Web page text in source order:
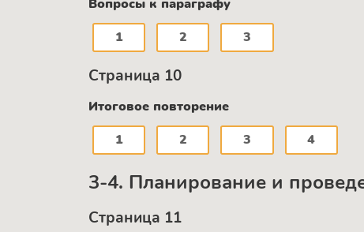
Вопросы к параграфу
1
2 3
Страница 10
Итоговое повторение
1
2 3 4
3-4. Планирование и
Страница 11